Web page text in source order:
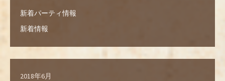
新着パーティ情報
新着情報
2018年6月